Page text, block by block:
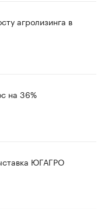
агролизинга в
на 36%
ЮГАГРО